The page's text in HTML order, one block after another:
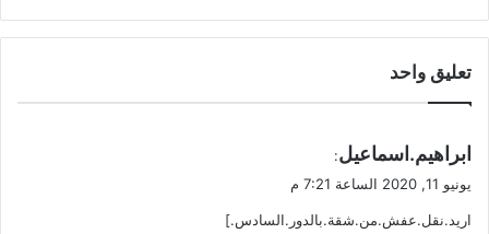
تعليق واحد
ي
ل
ابراهيم.اسماعيل:
يونيو 11, 2020 الساعة 7:21 م
اريد.نقل.عفش.من.شقة.بالدور.السادس.]